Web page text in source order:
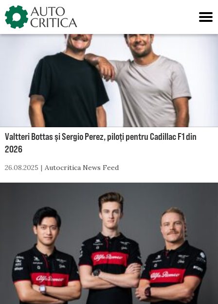
Skip
to
content
Valtteri Bottas și Sergio Perez, piloți pentru Cadillac F1 din
2026
26.08.2025 Autocritica News Feed